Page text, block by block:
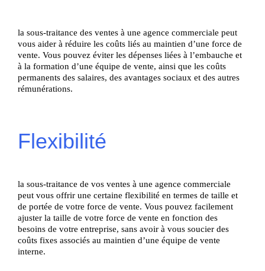
la sous-traitance des ventes à une agence commerciale peut
vous aider à réduire les coûts liés au maintien d’une force de
vente. Vous pouvez éviter les dépenses liées à l’embauche et
à la formation d’une équipe de vente, ainsi que les coûts
permanents des salaires, des avantages sociaux et des autres
rémunérations.
Flexibilité
la sous-traitance de vos ventes à une agence commerciale
peut vous offrir une certaine flexibilité en termes de taille et
de portée de votre force de vente. Vous pouvez facilement
ajuster la taille de votre force de vente en fonction des
besoins de votre entreprise, sans avoir à vous soucier des
coûts fixes associés au maintien d’une équipe de vente
interne.